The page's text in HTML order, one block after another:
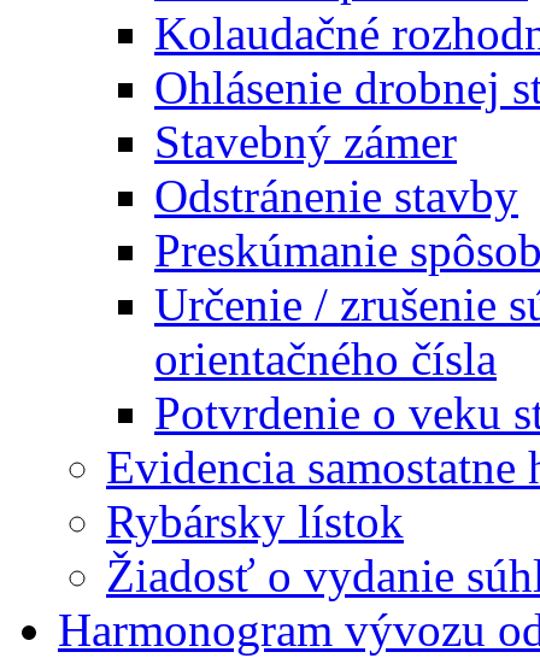
Kolaudačné
Ohlásenie drobnej
Stavebný zámer
Odstránenie stavby
Preskúmanie
Určenie / zrušenie
orientačného čísla
Potvrdenie o veku
Evidencia
Rybársky lístok
Žiadosť o vydanie
Harmonogram vývozu